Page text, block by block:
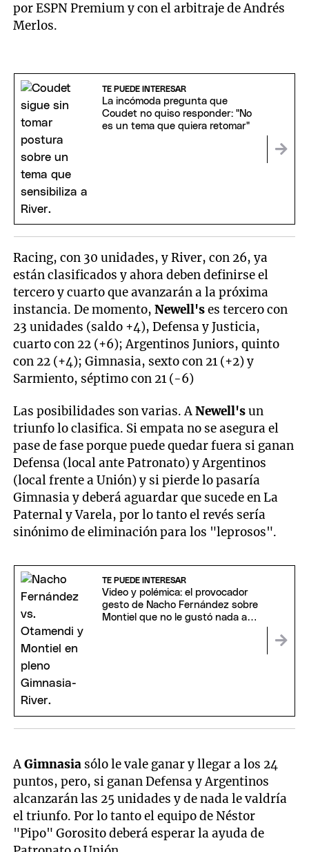
por ESPN Premium y con el arbitraje de Andrés
Merlos.
TE PUEDE INTERESAR
La incómoda pregunta que
Coudet no quiso responder: "No
es un tema que quiera retomar"
Racing, con 30 unidades, y River, con 26, ya
están clasificados y ahora deben definirse el
tercero y cuarto que avanzarán a la próxima
instancia. De momento,Newell'ses tercero con
23 unidades (saldo +4), Defensa y Justicia,
cuarto con 22 (+6); Argentinos Juniors, quinto
con 22 (+4); Gimnasia, sexto con 21 (+2) y
Sarmiento, séptimo con 21 (-6)
Las posibilidades son varias. ANewell'sun
triunfo lo clasifica. Si empata no se asegura el
pase de fase porque puede quedar fuera si ganan
Defensa (local ante Patronato) y Argentinos
(local frente a Unión) y si pierde lo pasaría
Gimnasia y deberá aguardar que sucede en La
Paternal y Varela, por lo tanto el revés sería
sinónimo de eliminación para los "leprosos".
TE PUEDE INTERESAR
Video y polémica: el provocador
gesto de Nacho Fernández sobre
Montiel que no le gustó nada a
AGimnasia sólo le vale ganar y llegar a los 24
puntos, pero, si ganan Defensa y Argentinos
alcanzarán las 25 unidades y de nada le valdría
el triunfo. Por lo tanto el equipo de Néstor
"Pipo" Gorosito deberá esperar la ayuda de